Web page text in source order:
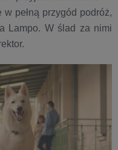
pełną przygód podróż,
Lampo. W ślad za nimi